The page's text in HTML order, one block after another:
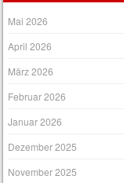
Mai 2026
April 2026
März 2026
Februar 2026
Januar 2026
Dezember 2025
November 2025